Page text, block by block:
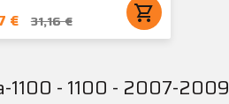
€ 31,16 € shopping_cart
- 1100 - 2007-2009